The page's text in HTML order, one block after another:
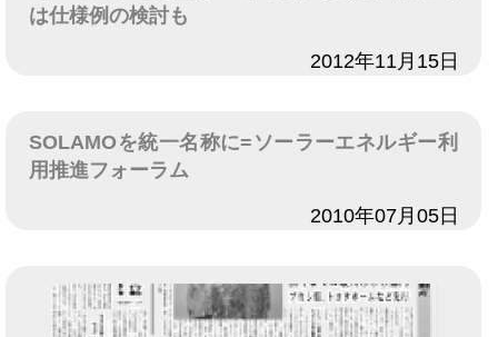
は仕様例の検討も
2012年11月15日
SOLAMOを統一名称に=ソーラーエネルギー利
用推進フォーラム
2010年07月05日